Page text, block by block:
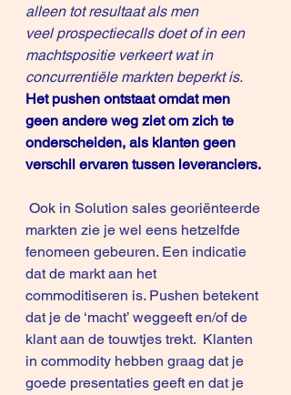
alleen tot resultaat als men
veel prospectiecalls doet of in een
machtspositie verkeert wat in
concurrentiële markten beperkt is.
Het pushen ontstaat omdat men
geen andere weg ziet om zich te
onderscheiden, als klanten geen
verschil ervaren tussen leveranciers.
markten zie je wel eens hetzelfde
fenomeen gebeuren. Een indicatie
dat de markt aan het
commoditiseren is. Pushen betekent
dat je de ‘macht’ weggeeft en/of de
klant aan de touwtjes trekt.  Klanten
in commodity hebben graag dat je
goede presentaties geeft en dat je